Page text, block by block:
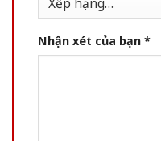
Nhận xét của bạn *